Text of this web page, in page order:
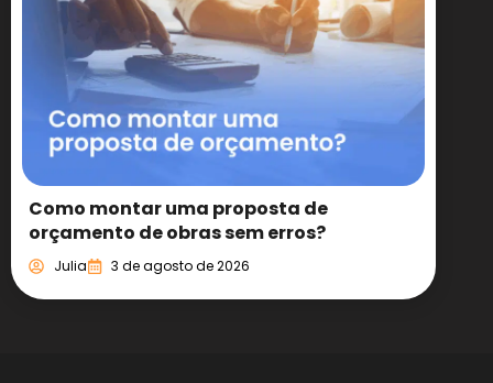
Como montar uma proposta de
orçamento de obras sem erros?
Julia 3 de agosto de 2026